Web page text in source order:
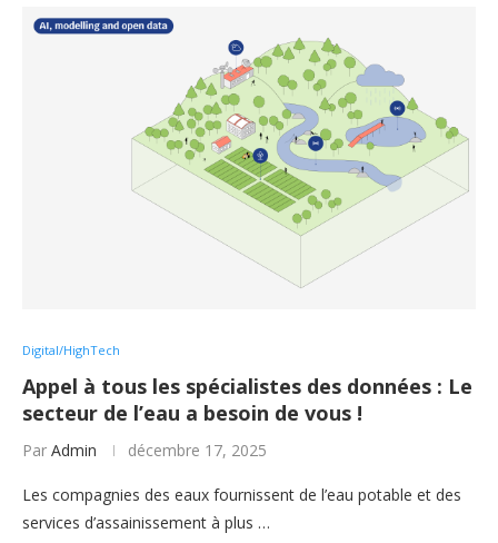
Digital/HighTech
Appel à tous les spécialistes des données : Le
secteur de l’eau a besoin de vous !
Par Admin décembre 17, 2025
Les compagnies des eaux fournissent de l’eau potable et des
services d’assainissement à plus …